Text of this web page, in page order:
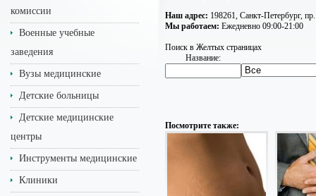
комиссии
Военные учебные
заведения
Вузы медицинские
Детские больницы
Детские медицинские
центры
Инструменты медицинские
Клиники
Наш адрес: 198261, Санкт-Петербург,
Мы работаем: Ежедневно 09:00-21:00
Поиск в Желтых страницах
Название:
Посмотрите также: